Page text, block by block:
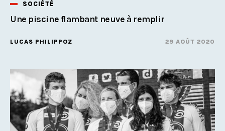
SOCIÉTÉ
Une piscine flambant neuve à remplir
LUCAS PHILIPPOZ 29 AOÛT 2020